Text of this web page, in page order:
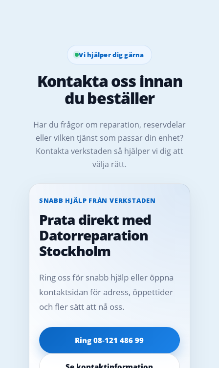
Vi hjälper dig gärna
Kontakta oss innan
du beställer
Har du frågor om reparation, reservdelar
eller vilken tjänst som passar din enhet?
Kontakta verkstaden så hjälper vi dig att
välja rätt.
SNABB HJÄLP FRÅN VERKSTADEN
Prata direkt med
Datorreparation
Stockholm
Ring oss för snabb hjälp eller öppna
kontaktsidan för adress, öppettider
och fler sätt att nå oss.
Ring 08‑121 486 99